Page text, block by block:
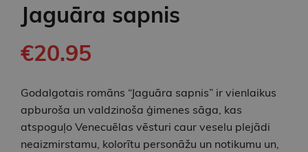
Jaguāra sapnis
€20.95
Godalgotais romāns “Jaguāra sapnis” ir vienlaikus
apburoša un valdzinoša ģimenes sāga, kas
atspoguļo Venecuēlas vēsturi caur veselu plejādi
neaizmirstamu, kolorītu personāžu un notikumu un,